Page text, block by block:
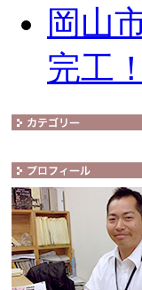
岡山
完工